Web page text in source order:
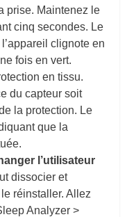
prise. Maintenez le
cinq secondes. Le
clignote en
fois en vert.
en tissu.
du capteur soit
la protection. Le
que la
l’utilisateur
dissocier et
réinstaller. Allez
Analyzer >